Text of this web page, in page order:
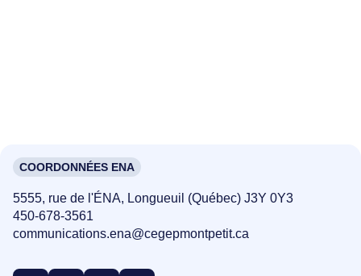
COORDONNÉES ENA
5555, rue de l'ÉNA, Longueuil (Québec) J3Y 0Y3
450-678-3561
communications.ena@cegepmontpetit.ca